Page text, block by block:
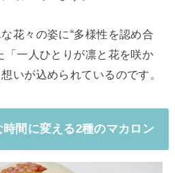
花々の姿に“多様性を認め合
「一人ひとりが凛と花を咲か
いが込められているのです。
間に変える2種のマカロン